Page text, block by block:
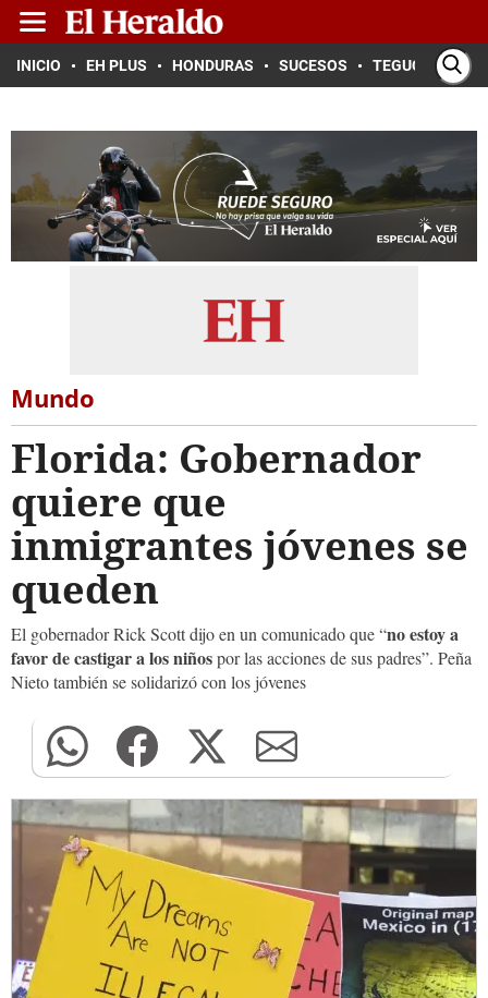
INICIO EH PLUS HONDURAS SUCESOS TEGUCIGALPA
Mundo
Florida: Gobernador
quiere que
inmigrantes jóvenes se
queden
El gobernador Rick Scott dijo en un comunicado que “no estoy a
favor de castigar a los niñospor las acciones de sus padres”. Peña
Nieto también se solidarizó con los jóvenes